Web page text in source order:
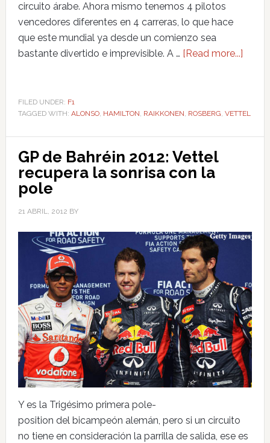
circuito árabe. Ahora mismo tenemos 4 pilotos
vencedores diferentes en 4 carreras, lo que hace
que este mundial ya desde un comienzo sea
bastante divertido e imprevisible. A … [Read more...]
FILED UNDER: F1
TAGGED WITH: ALONSO, HAMILTON RAIKKONEN ROSBERG VETTEL
GP de Bahréin 2012: Vettel
recupera la sonrisa con la
pole
21 ABRIL, 2012 BY
Y es la Trigésimo primera pole-
position del bicampeón alemán, pero si un circuito
no tiene en consideración la parrilla de salida, ese es